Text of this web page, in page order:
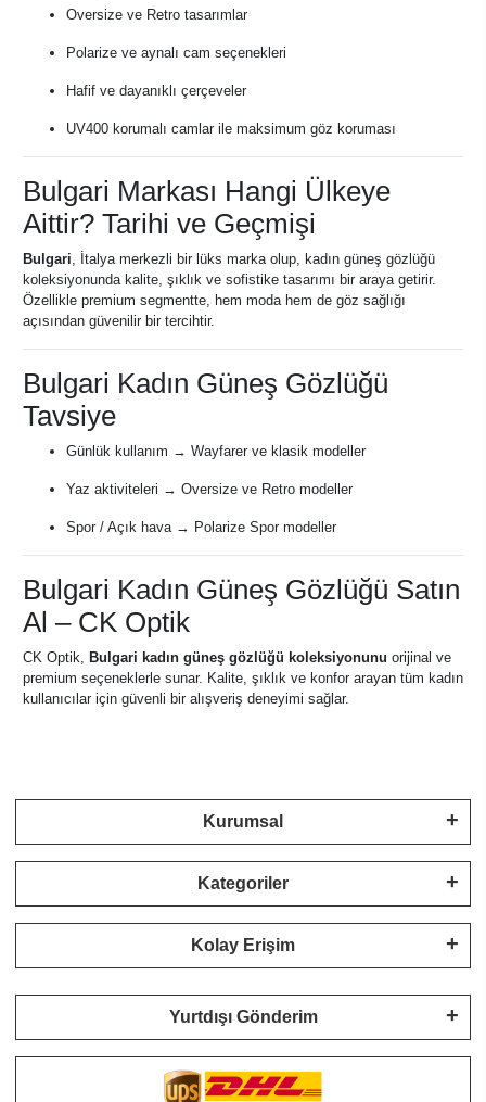
Oversize ve Retro tasarımlar
Polarize ve aynalı cam seçenekleri
Hafif ve dayanıklı çerçeveler
UV400 korumalı camlar ile maksimum göz koruması
Bulgari Markası Hangi Ülkeye
Aittir? Tarihi ve Geçmişi
Bulgari, İtalya merkezli bir lüks marka olup, kadın güneş gözlüğü
koleksiyonunda kalite, şıklık ve sofistike tasarımı bir araya getirir.
Özellikle premium segmentte, hem moda hem de göz sağlığı
açısından güvenilir bir tercihtir.
Bulgari Kadın Güneş Gözlüğü
Tavsiye
Günlük kullanım → Wayfarer ve klasik modeller
Yaz aktiviteleri → Oversize ve Retro modeller
Spor / Açık hava → Polarize Spor modeller
Bulgari Kadın Güneş Gözlüğü Satın
Al – CK Optik
CK Optik, Bulgari kadın güneş gözlüğü koleksiyonunu orijinal ve
premium seçeneklerle sunar. Kalite, şıklık ve konfor arayan tüm kadın
kullanıcılar için güvenli bir alışveriş deneyimi sağlar.
Kurumsal
Kategoriler
Kolay Erişim
Yurtdışı Gönderim